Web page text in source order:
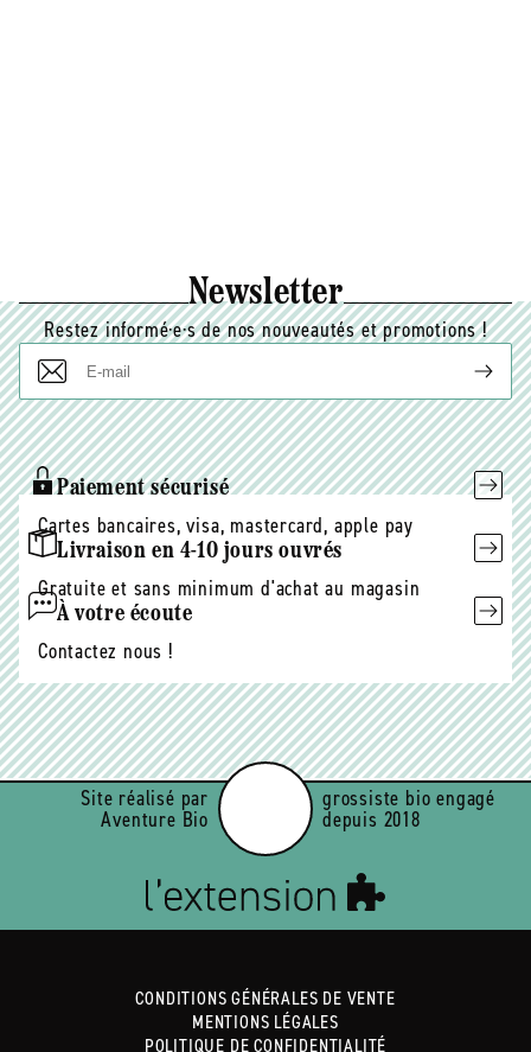
Newsletter
Restez informé·e·s de nos nouveautés et promotions !
E-
mail
Paiement sécurisé
Cartes bancaires, visa, mastercard, apple pay
Livraison en 4-10 jours ouvrés
Gratuite et sans minimum d'achat au magasin
À votre écoute
Contactez nous !
Site réalisé par
Aventure Bio
grossiste bio engagé
depuis 2018
CONDITIONS GÉNÉRALES DE VENTE
MENTIONS LÉGALES
POLITIQUE DE CONFIDENTIALITÉ